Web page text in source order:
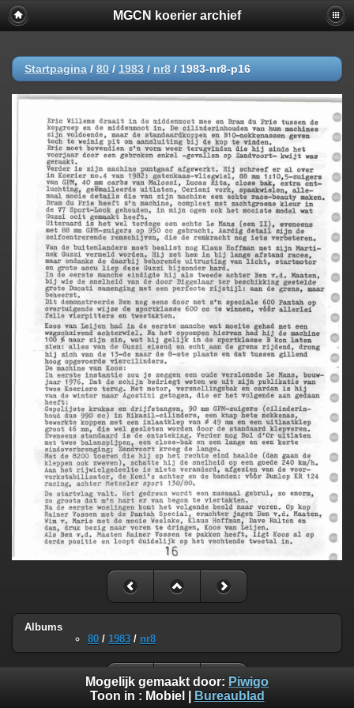
MGCN koerier archief
Startpagina / 80 / 1983 / nr8 / 1983-nr8-p16
Albums
80 / 1983 / nr8
Mogelijk gemaakt door: Piwigo
Toon in : Mobiel Bureaublad